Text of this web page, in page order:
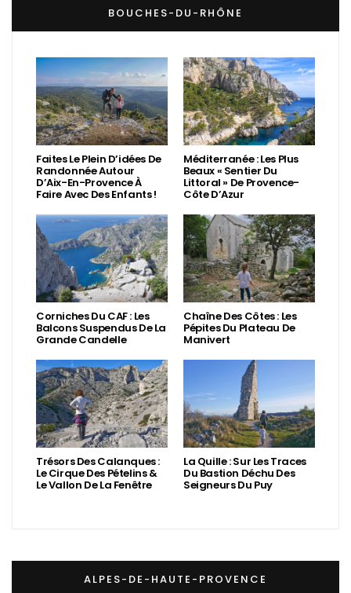
BOUCHES-DU-RHÔNE
Faites Le Plein D’idées De
Randonnée Autour
D’Aix-En-Provence À
Faire Avec Des Enfants !
Méditerranée : Les Plus
Beaux « Sentier Du
Littoral » De Provence-
Côte D’Azur
Corniches Du CAF : Les
Balcons Suspendus De La
Grande Candelle
Chaîne Des Côtes : Les
Pépites Du Plateau De
Manivert
Trésors Des Calanques :
Le Cirque Des Pételins &
Le Vallon De La Fenêtre
La Quille : Sur Les Traces
Du Bastion Déchu Des
Seigneurs Du Puy
ALPES-DE-HAUTE-PROVENCE